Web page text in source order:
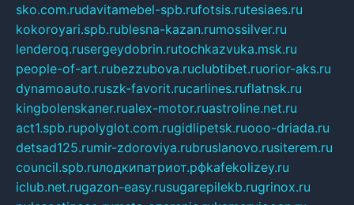
sko.com.rudavitamebel-spb.rufotsis.rutesiaes.ru
kokoroyari.spb.rublesna-kazan.rumossilver.ru
lenderoq.rusergeydobrin.rutochkazvuka.msk.ru
people-of-art.rubezzubova.ruclubtibet.ruorior-aks.ru
dynamoauto.ruszk-favorit.rucarlines.ruflatnsk.ru
kingbolenskaner.rualex-motor.ruastroline.net.ru
act1.spb.rupolyglot.com.rugidlipetsk.ruooo-driada.ru
detsad125.rumir-zdoroviya.rubruslanovo.rusiterem.ru
council.spb.ruлодкипатриот.рфkafekolizey.ru
iclub.net.rugazon-easy.rusugarepilekb.rugrinox.ru